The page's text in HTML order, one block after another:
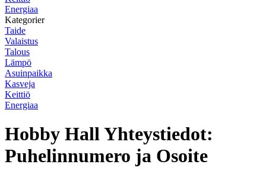
Energiaa
Kategorier
Taide
Valaistus
Talous
Lämpö
Asuinpaikka
Kasveja
Keittiö
Energiaa
Hobby Hall Yhteystiedot:
Puhelinnumero ja Osoite